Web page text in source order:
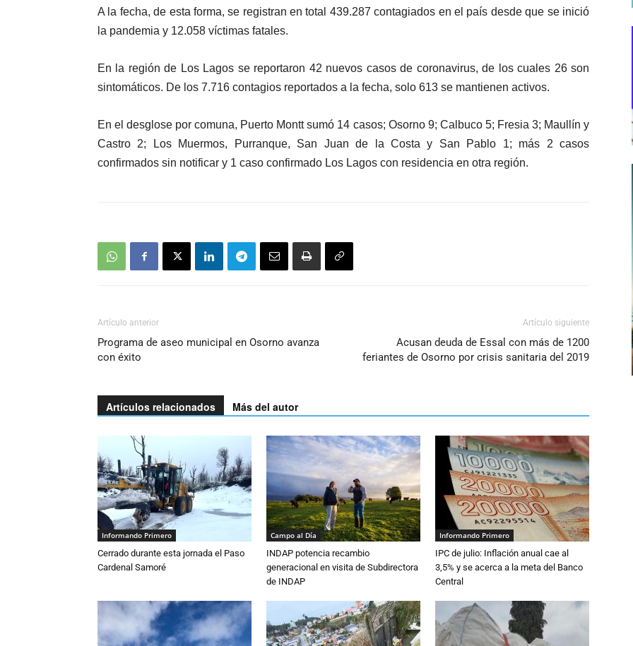
A la fecha, de esta forma, se registran en total 439.287 contagiados en el país desde que se inició
la pandemia y 12.058 víctimas fatales.
En la región de Los Lagos se reportaron 42 nuevos casos de coronavirus, de los cuales 26 son
sintomáticos. De los 7.716 contagios reportados a la fecha, solo 613 se mantienen activos.
En el desglose por comuna, Puerto Montt sumó 14 casos; Osorno 9; Calbuco 5; Fresia 3; Maullín y
Castro 2; Los Muermos, Purranque, San Juan de la Costa y San Pablo 1; más 2 casos
confirmados sin notificar y 1 caso confirmado Los Lagos con residencia en otra región.
Artículo anterior
Programa de aseo municipal en Osorno avanza
con éxito
Artículo siguiente
Acusan deuda de Essal con más de 1200
feriantes de Osorno por crisis sanitaria del 2019
Artículos relacionados Más del autor
Informando Primero
Cerrado durante esta jornada el Paso
Cardenal Samoré
Campo al Día
INDAP potencia recambio
generacional en visita de Subdirectora
de INDAP
Informando Primero
IPC de julio: Inflación anual cae al
3,5% y se acerca a la meta del Banco
Central